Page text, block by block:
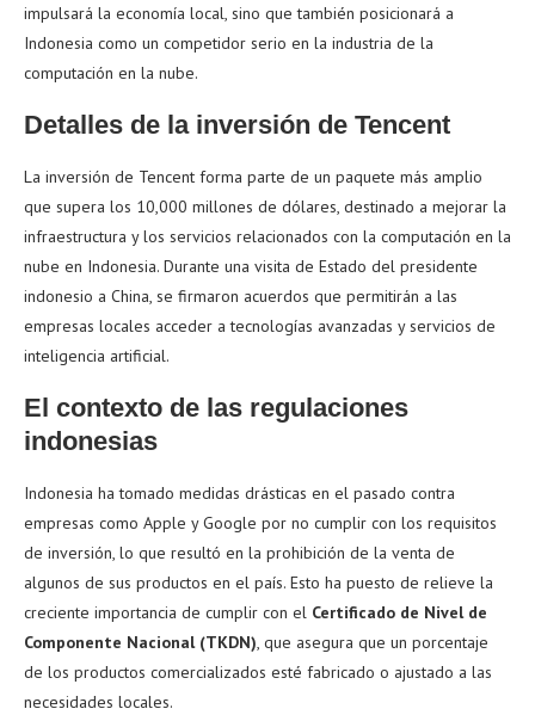
impulsará la economía local, sino que también posicionará a
Indonesia como un competidor serio en la industria de la
computación en la nube.
Detalles de la inversión de Tencent
La inversión de Tencent forma parte de un paquete más amplio
que supera los 10,000 millones de dólares, destinado a mejorar la
infraestructura y los servicios relacionados con la computación en la
nube en Indonesia. Durante una visita de Estado del presidente
indonesio a China, se firmaron acuerdos que permitirán a las
empresas locales acceder a tecnologías avanzadas y servicios de
inteligencia artificial.
El contexto de las regulaciones
indonesias
Indonesia ha tomado medidas drásticas en el pasado contra
empresas como Apple y Google por no cumplir con los requisitos
de inversión, lo que resultó en la prohibición de la venta de
algunos de sus productos en el país. Esto ha puesto de relieve la
creciente importancia de cumplir con el Certificado de Nivel de
Componente Nacional (TKDN), que asegura que un porcentaje
de los productos comercializados esté fabricado o ajustado a las
necesidades locales.